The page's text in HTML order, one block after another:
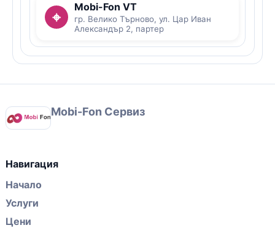
⌖
Mobi-Fon VT
гр. Велико Търново, ул. Цар Иван
Александър 2, партер
Mobi-Fon Сервиз
Навигация
Начало
Услуги
Цени